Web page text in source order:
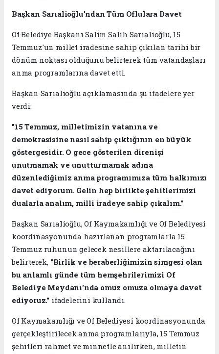
Başkan Sarıalioğlu'ndan Tüm Oflulara Davet
Of Belediye Başkanı Salim Salih Sarıalioğlu, 15
Temmuz'un millet iradesine sahip çıkılan tarihi bir
dönüm noktası olduğunu belirterek tüm vatandaşları
anma programlarına davet etti.
Başkan Sarıalioğlu açıklamasında şu ifadelere yer
verdi:
"15 Temmuz, milletimizin vatanına ve
demokrasisine nasıl sahip çıktığının en büyük
göstergesidir. O gece gösterilen direnişi
unutmamak ve unutturmamak adına
düzenlediğimiz anma programımıza tüm halkımızı
davet ediyorum. Gelin hep birlikte şehitlerimizi
dualarla analım, milli iradeye sahip çıkalım."
Başkan Sarıalioğlu, Of Kaymakamlığı ve Of Belediyesi
koordinasyonunda hazırlanan programlarla 15
Temmuz ruhunun gelecek nesillere aktarılacağını
belirterek, "Birlik ve beraberliğimizin simgesi olan
bu anlamlı günde tüm hemşehrilerimizi Of
Belediye Meydanı'nda omuz omuza olmaya davet
ediyoruz." ifadelerini kullandı.
Of Kaymakamlığı ve Of Belediyesi koordinasyonunda
gerçekleştirilecek anma programlarıyla, 15 Temmuz
şehitleri rahmet ve minnetle anılırken, milletin